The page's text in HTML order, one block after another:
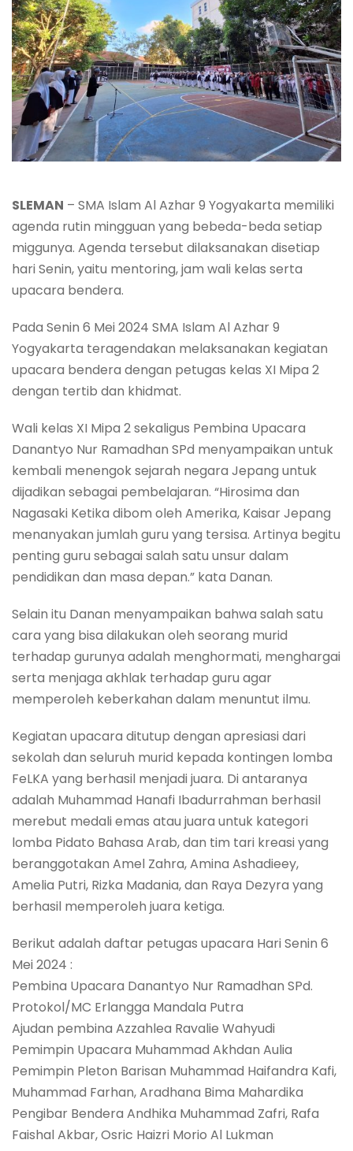
SLEMAN – SMA Islam Al Azhar 9 Yogyakarta memiliki
agenda rutin mingguan yang bebeda-beda setiap
miggunya. Agenda tersebut dilaksanakan disetiap
hari Senin, yaitu mentoring, jam wali kelas serta
upacara bendera.
Pada Senin 6 Mei 2024 SMA Islam Al Azhar 9
Yogyakarta teragendakan melaksanakan kegiatan
upacara bendera dengan petugas kelas XI Mipa 2
dengan tertib dan khidmat.
Wali kelas XI Mipa 2 sekaligus Pembina Upacara
Danantyo Nur Ramadhan SPd menyampaikan untuk
kembali menengok sejarah negara Jepang untuk
dijadikan sebagai pembelajaran. “Hirosima dan
Nagasaki Ketika dibom oleh Amerika, Kaisar Jepang
menanyakan jumlah guru yang tersisa. Artinya begitu
penting guru sebagai salah satu unsur dalam
pendidikan dan masa depan.” kata Danan.
Selain itu Danan menyampaikan bahwa salah satu
cara yang bisa dilakukan oleh seorang murid
terhadap gurunya adalah menghormati, menghargai
serta menjaga akhlak terhadap guru agar
memperoleh keberkahan dalam menuntut ilmu.
Kegiatan upacara ditutup dengan apresiasi dari
sekolah dan seluruh murid kepada kontingen lomba
FeLKA yang berhasil menjadi juara. Di antaranya
adalah Muhammad Hanafi Ibadurrahman berhasil
merebut medali emas atau juara untuk kategori
lomba Pidato Bahasa Arab, dan tim tari kreasi yang
beranggotakan Amel Zahra, Amina Ashadieey,
Amelia Putri, Rizka Madania, dan Raya Dezyra yang
berhasil memperoleh juara ketiga.
Berikut adalah daftar petugas upacara Hari Senin 6
Mei 2024 :
Pembina Upacara Danantyo Nur Ramadhan SPd.
Protokol/MC Erlangga Mandala Putra
Ajudan pembina Azzahlea Ravalie Wahyudi
Pemimpin Upacara Muhammad Akhdan Aulia
Pemimpin Pleton Barisan Muhammad Haifandra Kafi,
Muhammad Farhan, Aradhana Bima Mahardika
Pengibar Bendera Andhika Muhammad Zafri, Rafa
Faishal Akbar, Osric Haizri Morio Al Lukman